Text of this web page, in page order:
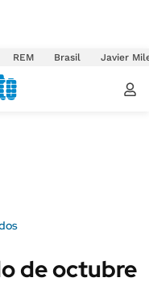
REM Brasil Javier
de octubre